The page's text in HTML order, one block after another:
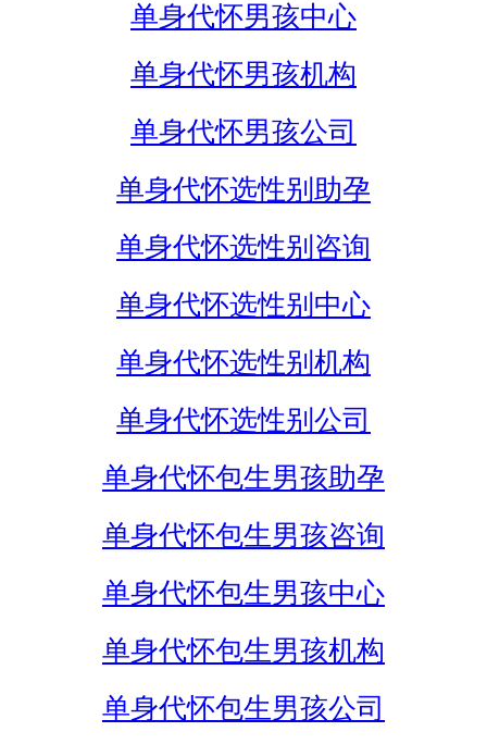
单身代怀男孩中心
单身代怀男孩机构
单身代怀男孩公司
单身代怀选性别助孕
单身代怀选性别咨询
单身代怀选性别中心
单身代怀选性别机构
单身代怀选性别公司
单身代怀包生男孩助孕
单身代怀包生男孩咨询
单身代怀包生男孩中心
单身代怀包生男孩机构
单身代怀包生男孩公司